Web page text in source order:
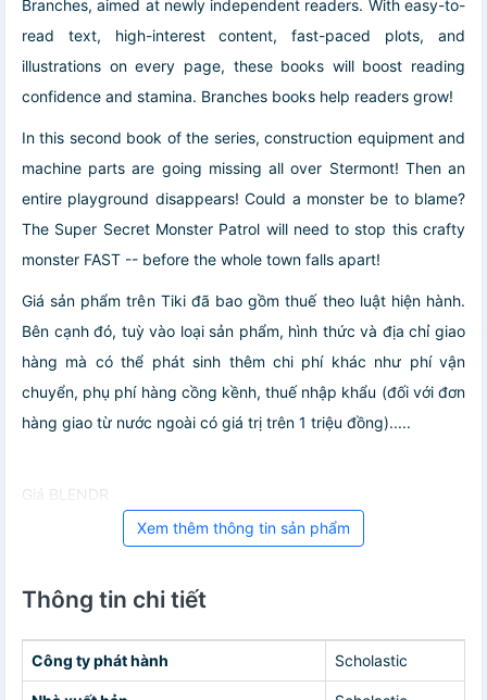
Branches, aimed at newly independent readers. With easy-to-
read text, high-interest content, fast-paced plots, and
illustrations on every page, these books will boost reading
confidence and stamina. Branches books help readers grow!
In this second book of the series, construction equipment and
machine parts are going missing all over Stermont! Then an
entire playground disappears! Could a monster be to blame?
The Super Secret Monster Patrol will need to stop this crafty
monster FAST -- before the whole town falls apart!
Giá sản phẩm trên Tiki đã bao gồm thuế theo luật hiện hành.
Bên cạnh đó, tuỳ vào loại sản phẩm, hình thức và địa chỉ giao
hàng mà có thể phát sinh thêm chi phí khác như phí vận
chuyển, phụ phí hàng cồng kềnh, thuế nhập khẩu (đối với đơn
hàng giao từ nước ngoài có giá trị trên 1 triệu đồng).....
Giá BLENDR
Xem thêm thông tin sản phẩm
Thông tin chi tiết
Công ty phát hành Scholastic